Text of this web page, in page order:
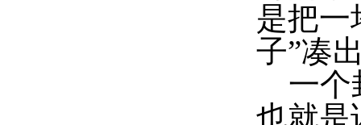
是把一
子”凑
一个
也就是